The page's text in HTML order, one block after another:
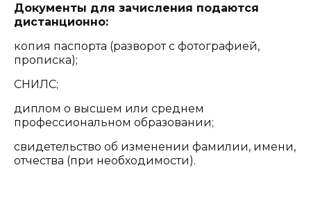
Документы для зачисления подаются
дистанционно:
копия паспорта (разворот с фотографией,
прописка);
СНИЛС;
диплом о высшем или среднем
профессиональном образовании;
свидетельство об изменении фамилии, имени,
отчества (при необходимости).